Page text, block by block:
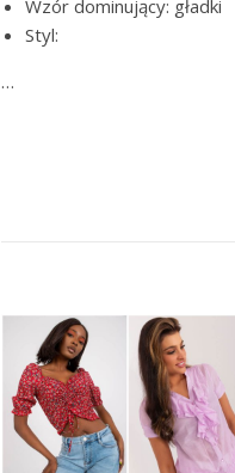
Wzór dominujący: gładki
Styl:
…